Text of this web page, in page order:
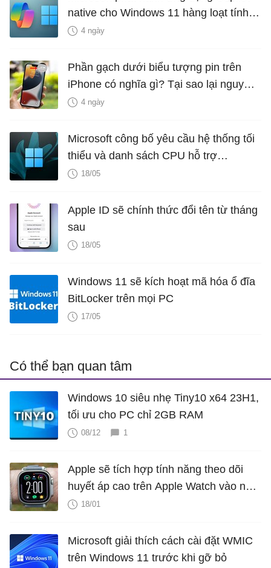
native cho Windows 11 hàng loạt tính
năng mới Hữu Ích
4 ngày
Phần gạch dưới biểu tượng pin trên
iPhone có nghĩa gì? Tại sao lại nguy
hiểm?
4 ngày
Microsoft công bố yêu cầu hệ thống tối
thiểu và danh sách CPU hỗ trợ
Windows 11 LTSC 2024
18/05
Apple ID sẽ chính thức đổi tên từ tháng
sau
18/05
Windows 11 sẽ kích hoạt mã hóa ổ đĩa
BitLocker trên mọi PC
17/05
Có thể bạn quan tâm
Windows 10 siêu nhẹ Tiny10 x64 23H1,
tối ưu cho PC chỉ 2GB RAM
08/12 1
Apple sẽ tích hợp tính năng theo dõi
huyết áp cao trên Apple Watch vào năm
2025?
18/01
Microsoft giải thích cách cài đặt WMIC
trên Windows 11 trước khi gỡ bỏ